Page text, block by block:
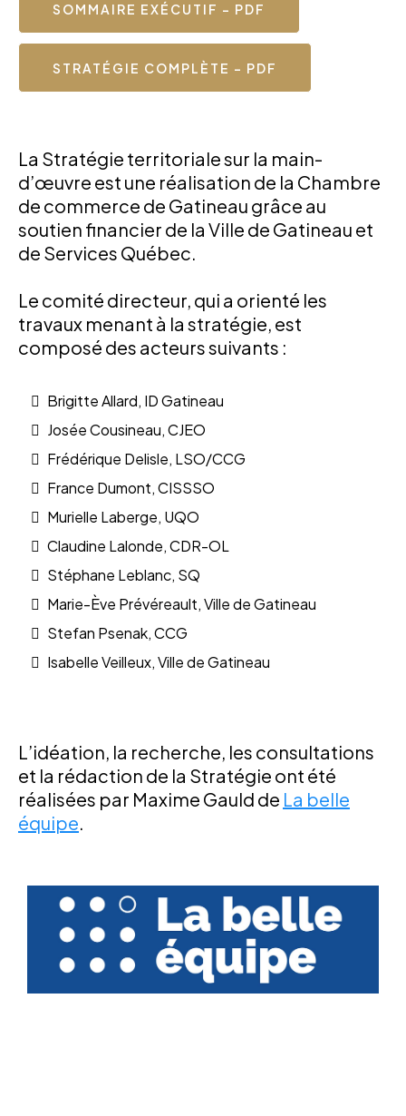
SOMMAIRE EXÉCUTIF - PDF
STRATÉGIE COMPLÈTE - PDF
La Stratégie territoriale sur la main-
d’œuvre est une réalisation de la Chambre
de commerce de Gatineau grâce au
soutien financier de la Ville de Gatineau et
de Services Québec.
Le comité directeur, qui a orienté les
travaux menant à la stratégie, est
composé des acteurs suivants :
Brigitte Allard, ID Gatineau
Josée Cousineau, CJEO
Frédérique Delisle, LSO/CCG
France Dumont, CISSSO
Murielle Laberge, UQO
Claudine Lalonde, CDR-OL
Stéphane Leblanc, SQ
Marie-Ève Prévéreault, Ville de Gatineau
Stefan Psenak, CCG
Isabelle Veilleux, Ville de Gatineau
L’idéation, la recherche, les consultations
et la rédaction de la Stratégie ont été
réalisées par Maxime Gauld de La belle
équipe.